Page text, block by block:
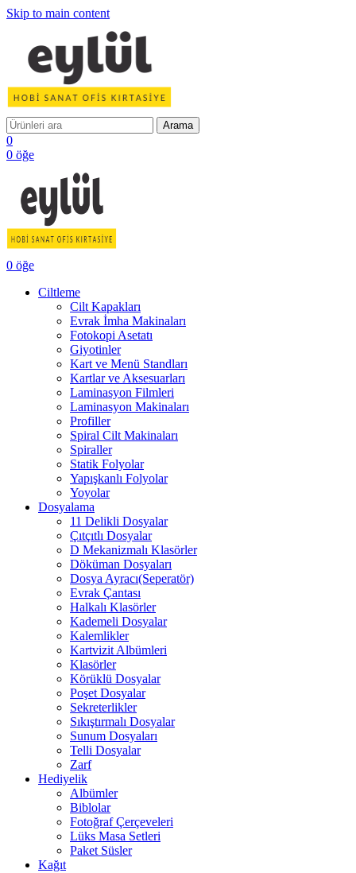
Skip to main content
Arama
0
0 öğe
0 öğe
Ciltleme
Cilt Kapakları
Evrak İmha Makinaları
Fotokopi Asetatı
Giyotinler
Kart ve Menü Standları
Kartlar ve Aksesuarları
Laminasyon Filmleri
Laminasyon Makinaları
Profiller
Spiral Cilt Makinaları
Spiraller
Statik Folyolar
Yapışkanlı Folyolar
Yoyolar
Dosyalama
11 Delikli Dosyalar
Çıtçıtlı Dosyalar
D Mekanizmalı Klasörler
Döküman Dosyaları
Dosya Ayracı(Seperatör)
Evrak Çantası
Halkalı Klasörler
Kademeli Dosyalar
Kalemlikler
Kartvizit Albümleri
Klasörler
Körüklü Dosyalar
Poşet Dosyalar
Sekreterlikler
Sıkıştırmalı Dosyalar
Sunum Dosyaları
Telli Dosyalar
Zarf
Hediyelik
Albümler
Biblolar
Fotoğraf Çerçeveleri
Lüks Masa Setleri
Paket Süsler
Kağıt